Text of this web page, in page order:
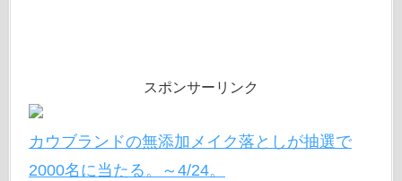
スポンサーリンク
カウブランドの無添加メイク落としが抽選で
2000名に当たる。～4/24。